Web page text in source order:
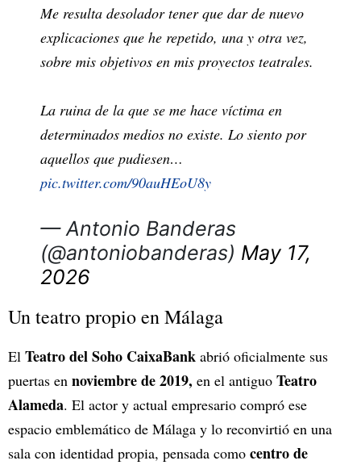
Me resulta desolador tener que dar de nuevo
explicaciones que he repetido, una y otra vez,
sobre mis objetivos en mis proyectos teatrales.
La ruina de la que se me hace víctima en
determinados medios no existe. Lo siento por
aquellos que pudiesen…
pic.twitter.com/90auHEoU8y
— Antonio Banderas
(@antoniobanderas) May 17,
2026
Un teatro propio en Málaga
El Teatro del Soho CaixaBank abrió oficialmente sus
puertas en noviembre de 2019, en el antiguo Teatro
Alameda. El actor y actual empresario compró ese
espacio emblemático de Málaga y lo reconvirtió en una
sala con identidad propia, pensada como centro de